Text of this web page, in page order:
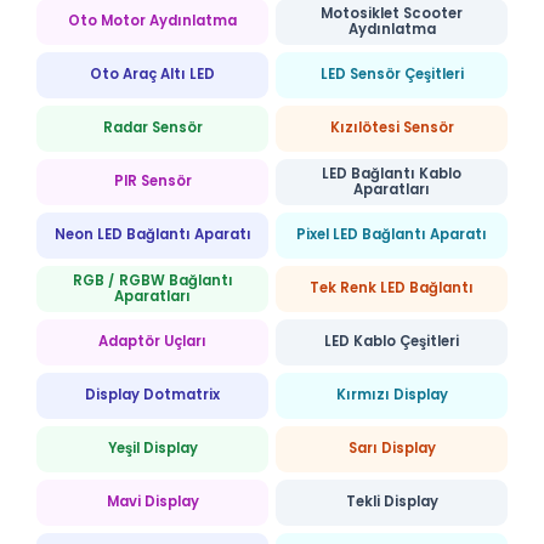
Oto Motor Aydınlatma
Motosiklet Scooter
Aydınlatma
Oto Araç Altı LED LED Sensör Çeşitleri
Radar Sensör Kızılötesi Sensör
PIR Sensör
LED Bağlantı Kablo
Aparatları
Neon LED Bağlantı Aparatı Pixel LED Bağlantı Aparatı
RGB / RGBW Bağlantı
Aparatları
Tek Renk LED Bağlantı
Adaptör Uçları LED Kablo Çeşitleri
Display Dotmatrix Kırmızı Display
Yeşil Display Sarı Display
Mavi Display Tekli Display